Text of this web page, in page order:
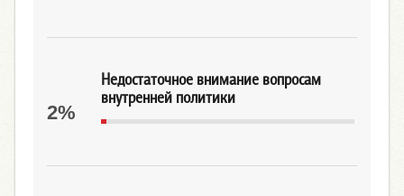
Недостаточное внимание вопросам
внутренней политики
2%